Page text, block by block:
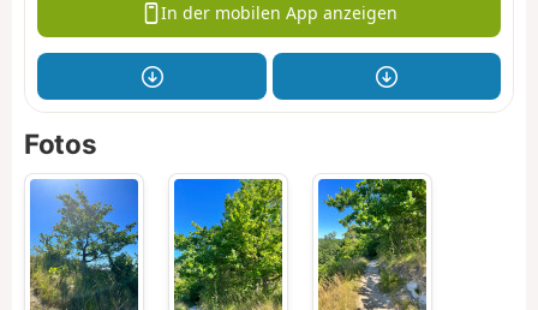
In der mobilen App anzeigen
Fotos